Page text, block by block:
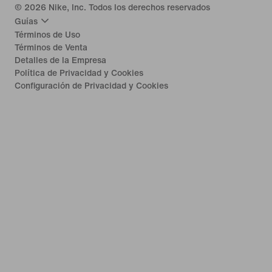
© 2026 Nike, Inc. Todos los derechos reservados
Guías
Términos de Uso
Términos de Venta
Detalles de la Empresa
Política de Privacidad y Cookies
Configuración de Privacidad y Cookies